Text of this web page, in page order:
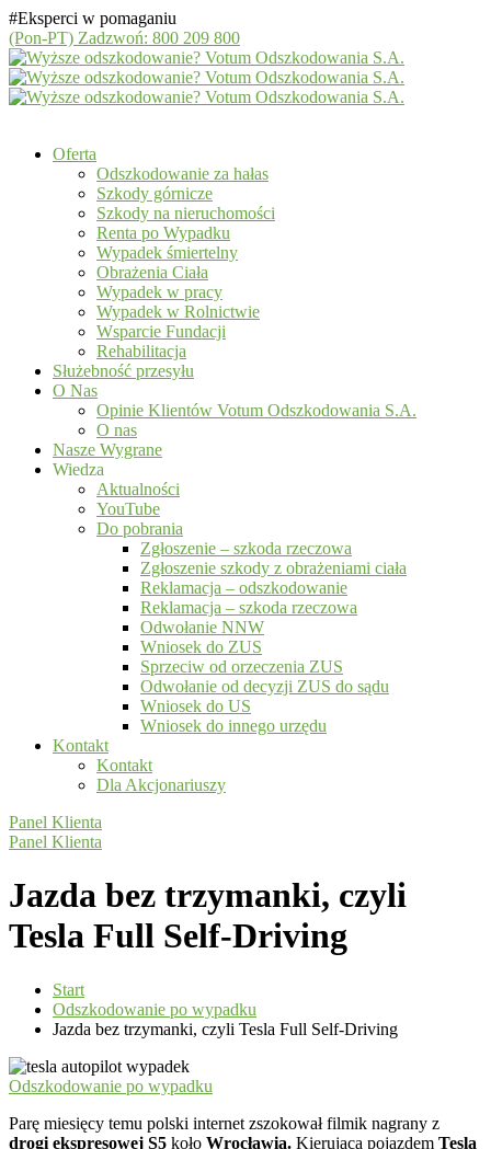
#Eksperci w pomaganiu
(Pon-PT) Zadzwoń: 800 209 800
Oferta
Odszkodowanie za hałas
Szkody górnicze
Szkody na nieruchomości
Renta po Wypadku
Wypadek śmiertelny
Obrażenia Ciała
Wypadek w pracy
Wypadek w Rolnictwie
Wsparcie Fundacji
Rehabilitacja
Służebność przesyłu
O Nas
Opinie Klientów Votum Odszkodowania S.A.
O nas
Nasze Wygrane
Wiedza
Aktualności
YouTube
Do pobrania
Zgłoszenie – szkoda rzeczowa
Zgłoszenie szkody z obrażeniami ciała
Reklamacja – odszkodowanie
Reklamacja – szkoda rzeczowa
Odwołanie NNW
Wniosek do ZUS
Sprzeciw od orzeczenia ZUS
Odwołanie od decyzji ZUS do sądu
Wniosek do US
Wniosek do innego urzędu
Kontakt
Kontakt
Dla Akcjonariuszy
Panel Klienta
Panel Klienta
Jazda bez trzymanki, czyli
Tesla Full Self-Driving
Start
Odszkodowanie po wypadku
Jazda bez trzymanki, czyli Tesla Full Self-Driving
Odszkodowanie po wypadku
Parę miesięcy temu polski internet zszokował filmik nagrany z
drogi ekspresowej S5 koło Wrocławia. Kierująca pojazdem Tesla